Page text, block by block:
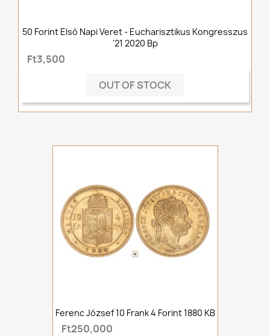
50 Forint Első Napi Veret - Eucharisztikus Kongresszus
'21 2020 Bp
Ft3,500
OUT OF STOCK
Ferenc József 10 Frank 4 Forint 1880 KB
Ft250,000